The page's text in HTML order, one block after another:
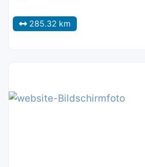
285.32 km